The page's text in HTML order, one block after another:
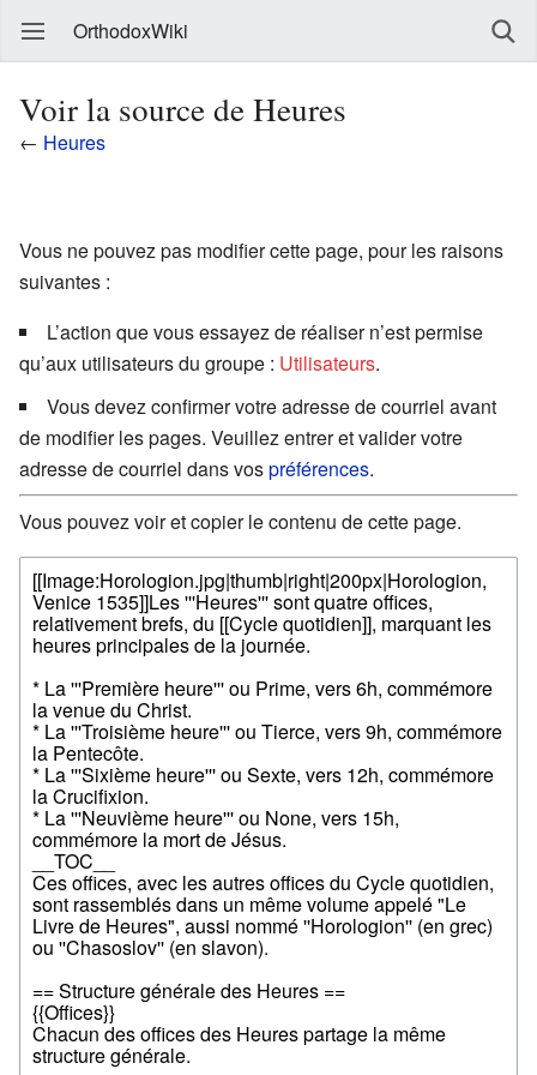
OrthodoxWiki
Voir la source de Heures
← Heures
Vous ne pouvez pas modifier cette page, pour les raisons
suivantes :
L’action que vous essayez de réaliser n’est permise
qu’aux utilisateurs du groupe : Utilisateurs.
Vous devez confirmer votre adresse de courriel avant
de modifier les pages. Veuillez entrer et valider votre
adresse de courriel dans vospréférences.
Vous pouvez voir et copier le contenu de cette page.